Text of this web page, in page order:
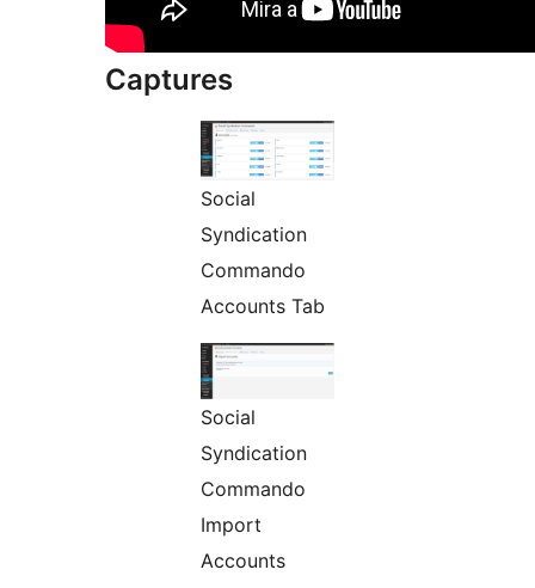
Captures
Social
Syndication
Commando
Accounts Tab
Social
Syndication
Commando
Import
Accounts